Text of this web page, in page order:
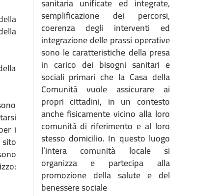
i
semplificazione dei percorsi,
coerenza degli interventi ed
integrazione delle prassi operative
sono le caratteristiche della presa
in carico dei bisogni sanitari e
sociali primari che la Casa della
Comunità vuole assicurare ai
propri cittadini, in un contesto
anche fisicamente vicino alla loro
comunità di riferimento e al loro
stesso domicilio. In questo luogo
l’intera comunità locale si
organizza e partecipa alla
promozione della salute e del
benessere sociale